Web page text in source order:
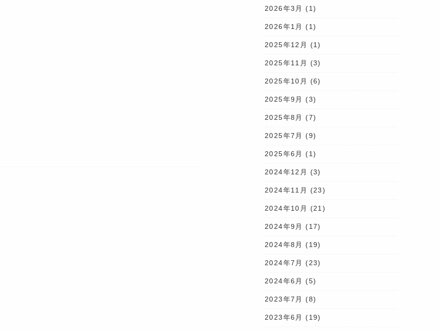
2026年3月 (1)
2026年1月 (1)
2025年12月 (1)
2025年11月 (3)
2025年10月 (6)
2025年9月 (3)
2025年8月 (7)
2025年7月 (9)
2025年6月 (1)
2024年12月 (3)
2024年11月 (23)
2024年10月 (21)
2024年9月 (17)
2024年8月 (19)
2024年7月 (23)
2024年6月 (5)
2023年7月 (8)
2023年6月 (19)